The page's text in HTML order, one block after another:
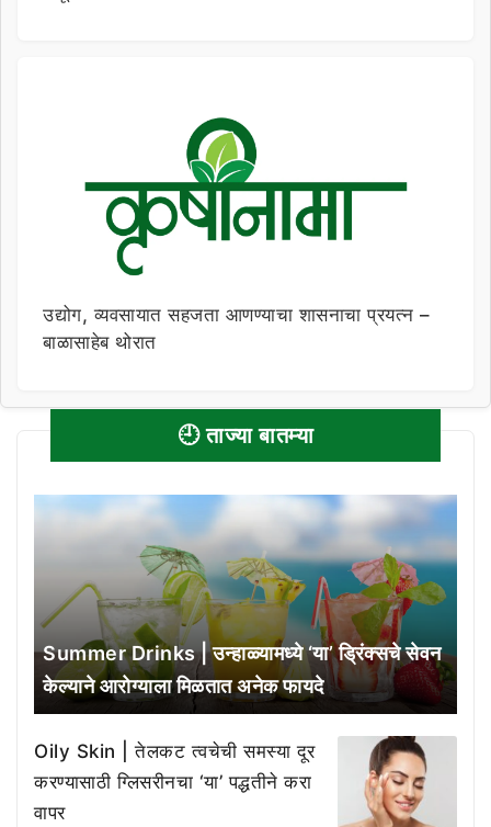
उद्योग, व्यवसायात सहजता आणण्याचा शासनाचा प्रयत्न –
बाळासाहेब थोरात
🕘 ताज्या बातम्या
Summer Drinks | उन्हाळ्यामध्ये ‘या’ ड्रिंक्सचे सेवन
केल्याने आरोग्याला मिळतात अनेक फायदे
Oily Skin | तेलकट त्वचेची समस्या दूर
करण्यासाठी ग्लिसरीनचा ‘या’ पद्धतीने करा
वापर